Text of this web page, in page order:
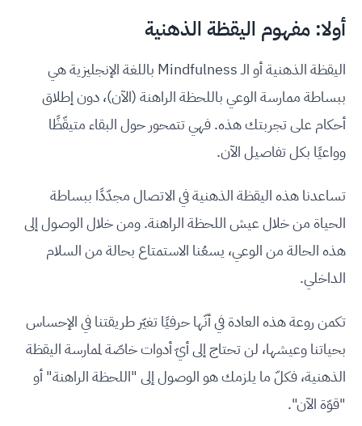
أولا: مفهوم اليقظة الذهنية
اليقظة الذهنية أو الـ Mindfulness باللغة الإنجليزية هي
ببساطة ممارسة الوعي باللحظة الراهنة (الآن)، دون إطلاق
أحكام على تجربتك هذه. فهي تتمحور حول البقاء متيقّظًا
وواعيًا بكل تفاصيل الآن.
تساعدنا هذه اليقظة الذهنية في الاتصال مجدّدًا ببساطة
الحياة من خلال عيش اللحظة الراهنة. ومن خلال الوصول إلى
هذه الحالة من الوعي، يسعُنا الاستمتاع بحالة من السلام
الداخلي.
تكمن روعة هذه العادة في أنّها حرفيًا تغيّر طريقتنا في الإحساس
بحياتنا وعيشها، لن تحتاج إلى أيّ أدوات خاصّة لممارسة اليقظة
الذهنية، فكلّ ما يلزمك هو الوصول إلى "اللحظة الراهنة" أو
"قوّة الآن".